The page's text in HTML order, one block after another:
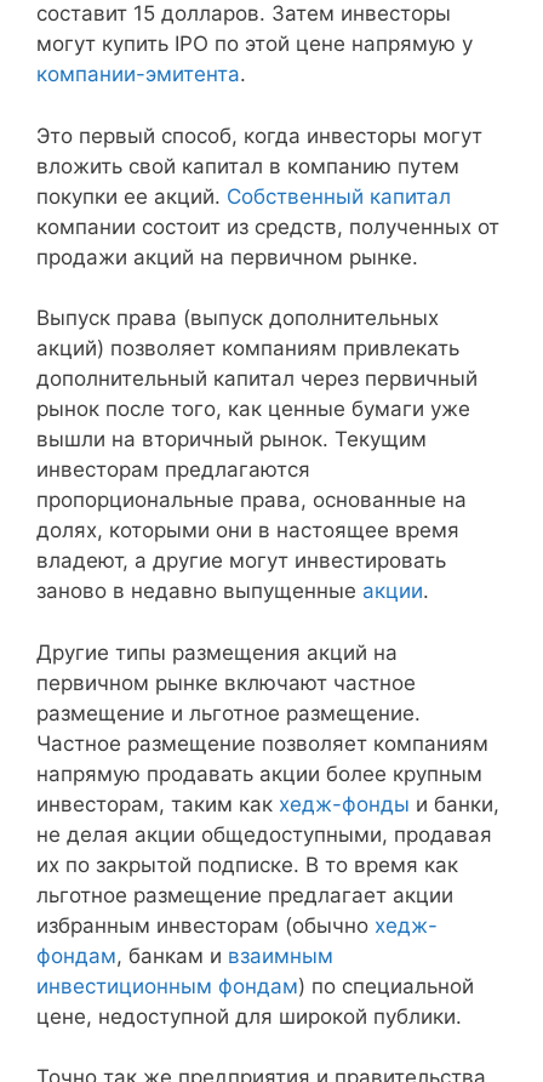
составит 15 долларов. Затем инвесторы
могут купить IPO по этой цене напрямую у
компании-эмитента.
Это первый способ, когда инвесторы могут
вложить свой капитал в компанию путем
покупки ее акций. Собственный капитал
компании состоит из средств, полученных от
продажи акций на первичном рынке.
Выпуск права (выпуск дополнительных
акций) позволяет компаниям привлекать
дополнительный капитал через первичный
рынок после того, как ценные бумаги уже
вышли на вторичный рынок. Текущим
инвесторам предлагаются
пропорциональные права, основанные на
долях, которыми они в настоящее время
владеют, а другие могут инвестировать
заново в недавно выпущенные акции.
Другие типы размещения акций на
первичном рынке включают частное
размещение и льготное размещение.
Частное размещение позволяет компаниям
напрямую продавать акции более крупным
инвесторам, таким как хедж-фонды и банки,
не делая акции общедоступными, продавая
их по закрытой подписке. В то время как
льготное размещение предлагает акции
избранным инвесторам (обычно хедж-
фондам, банкам и взаимным
инвестиционным фондам) по специальной
цене, недоступной для широкой публики.